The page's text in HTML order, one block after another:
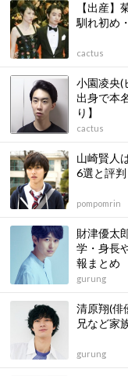
【出産
馴れ初め
cactus
小園凌央(
出身で本
り】
cactus
山崎賢人
6選と評
pompomrin
財津優太
学・身長
報まとめ
gurung
清原翔(俳
兄など家
gurung